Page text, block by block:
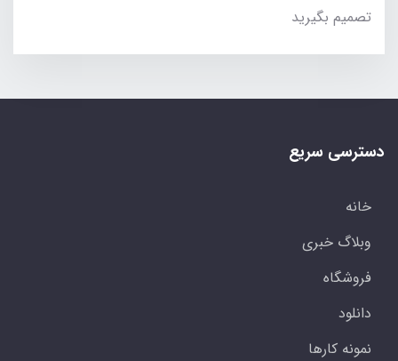
تصمیم بگیرید
دسترسی سریع
خانه
وبلاگ خبری
فروشگاه
دانلود
نمونه کارها